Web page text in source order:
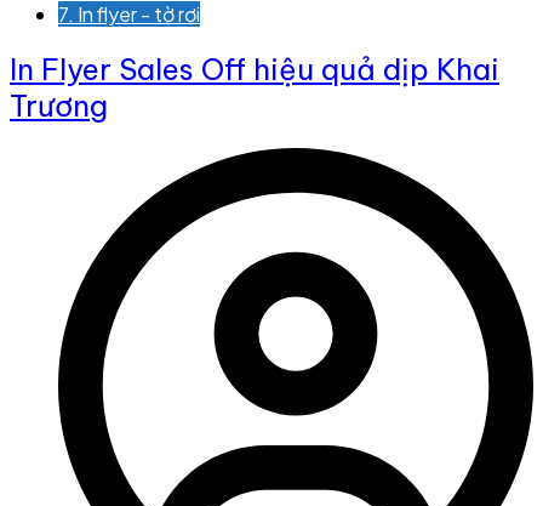
7. In flyer - tờ rơi
In Flyer Sales Off hiệu quả dịp Khai
Trương